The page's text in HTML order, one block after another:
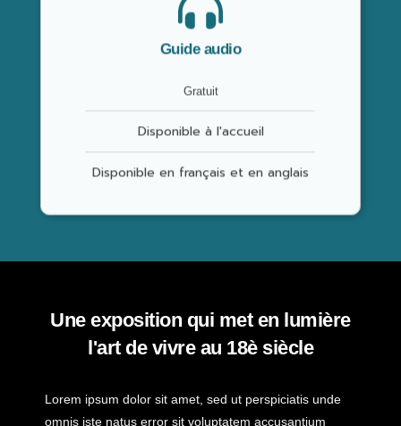
Guide audio
Gratuit
Disponible à l'accueil
Disponible en français et en anglais
Une exposition qui met en lumière
l'art de vivre au 18è siècle
Lorem ipsum dolor sit amet, sed ut perspiciatis unde
omnis iste natus error sit voluptatem accusantium